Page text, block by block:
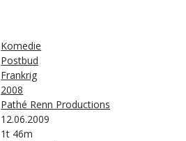
Komedie
Postbud
Frankrig
2008
Pathé Renn Productions
12.06.2009
1t 46m